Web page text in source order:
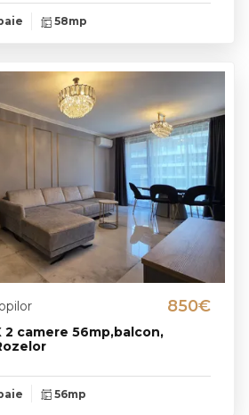
58mp
camere 56mp,balcon,
850€
56mp